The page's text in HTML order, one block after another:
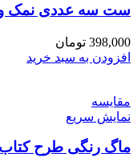
ست سه عددی نمک و
398,000 تومان
افزودن به سبد خرید
مقايسه
نمایش سریع
ماگ رنگی طرح کتاب